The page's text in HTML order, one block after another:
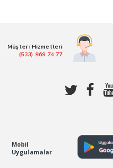
Müşteri Hizmetleri
(533) 969 74 77
Mobil
Uygulamalar